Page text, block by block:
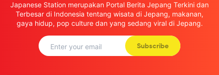
Japanese Station merupakan Portal Berita Jepang Terkini dan
Terbesar di Indonesia tentang wisata di Jepang, makanan,
gaya hidup, pop culture dan yang sedang viral di Jepang.
Subscribe